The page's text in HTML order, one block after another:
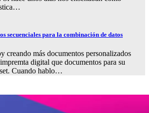
secuenciales para la combinación de datos
creando más documentos personalizados
digital que documentos para su
Cuando hablo…